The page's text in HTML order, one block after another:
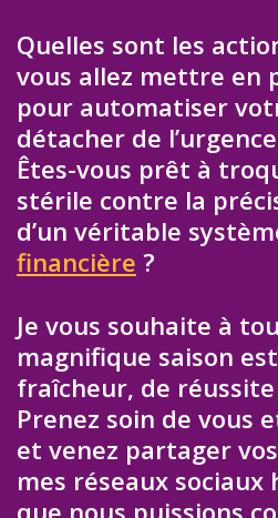
Quelles sont les
vous allez mettre en
pour automatiser
détacher de
Êtes-vous prêt à
stérile contre la
d’un véritable
financière ?
Je vous souhaite à
magnifique saison
fraîcheur, de
Prenez soin de vous
et venez partager
mes réseaux